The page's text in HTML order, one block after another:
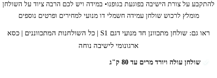
להתקבע על צורת הישיבה בפוגעת בגופנו• במידה ויש לכם הרבה ציוד על השולחן
מומלץ לרכוש שולחן עמידה חשמלי דו מנועי למחירים ופרטים נוספים
ראו גם: שולחן מתכוונן חד מנועי דגם S1 | כל השולחנות המתכווננים | כסא
ארגונומי לישיבה נוחה
שולחן עולה ויורד מרים עד 80 ק"ג